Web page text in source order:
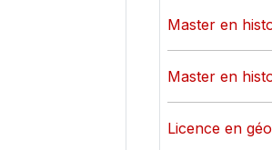
Master en
Master en
Licence en